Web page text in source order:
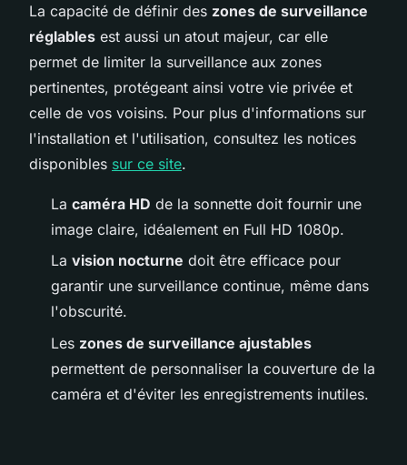
La capacité de définir des zones de surveillance
réglables est aussi un atout majeur, car elle
permet de limiter la surveillance aux zones
pertinentes, protégeant ainsi votre vie privée et
celle de vos voisins. Pour plus d'informations sur
l'installation et l'utilisation, consultez les notices
disponibles sur ce site.
La caméra HD de la sonnette doit fournir une
image claire, idéalement en Full HD 1080p.
La vision nocturne doit être efficace pour
garantir une surveillance continue, même dans
l'obscurité.
Les zones de surveillance ajustables
permettent de personnaliser la couverture de la
caméra et d'éviter les enregistrements inutiles.